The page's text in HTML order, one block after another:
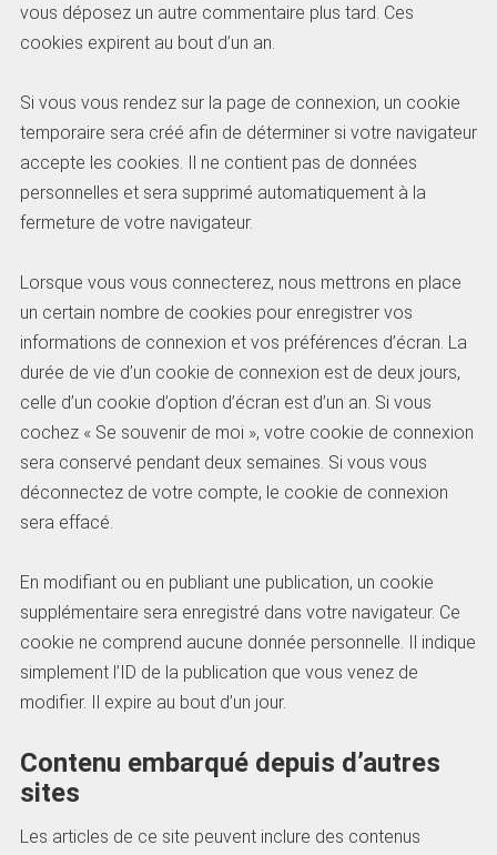
vous déposez un autre commentaire plus tard. Ces
cookies expirent au bout d’un an.
Si vous vous rendez sur la page de connexion, un cookie
temporaire sera créé afin de déterminer si votre navigateur
accepte les cookies. Il ne contient pas de données
personnelles et sera supprimé automatiquement à la
fermeture de votre navigateur.
Lorsque vous vous connecterez, nous mettrons en place
un certain nombre de cookies pour enregistrer vos
informations de connexion et vos préférences d’écran. La
durée de vie d’un cookie de connexion est de deux jours,
celle d’un cookie d’option d’écran est d’un an. Si vous
cochez « Se souvenir de moi », votre cookie de connexion
sera conservé pendant deux semaines. Si vous vous
déconnectez de votre compte, le cookie de connexion
sera effacé.
En modifiant ou en publiant une publication, un cookie
supplémentaire sera enregistré dans votre navigateur. Ce
cookie ne comprend aucune donnée personnelle. Il indique
simplement l’ID de la publication que vous venez de
modifier. Il expire au bout d’un jour.
Contenu embarqué depuis d’autres
sites
Les articles de ce site peuvent inclure des contenus